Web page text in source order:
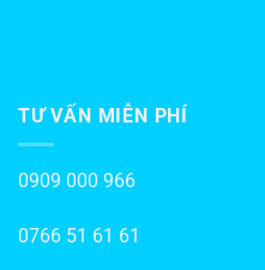
TƯ VẤN MIỄN PHÍ
0909 000 966
0766 51 61 61